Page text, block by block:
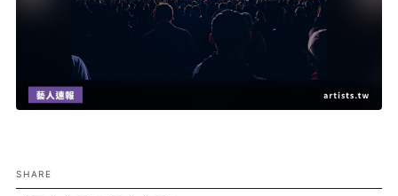
SHARE